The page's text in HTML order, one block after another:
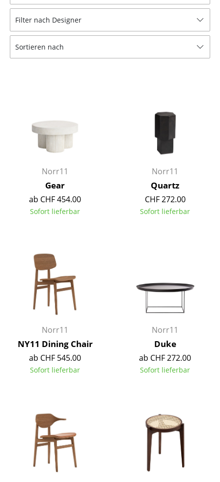
Bänke & Liegen
Sitzsäcke
Bürodrehstühle
Konferenzstühle
Bürosessel
Einzelteile
... alle Sitzmöbel
Esstische
Beistelltische
Couchtische
Schreibtische
Sekretäre & PC-Tische
Konferenztische
Stehtische & Stehpulte
Servierwagen
Einzelteile
... alle Tische
Filter nach Designer
Sortieren nach
Norr11
Gear
ab CHF 454.00
Sofort lieferbar
Norr11
Quartz
CHF 272.00
Sofort lieferbar
Norr11
NY11 Dining Chair
ab CHF 545.00
Sofort lieferbar
Norr11
Duke
ab CHF 272.00
Sofort lieferbar